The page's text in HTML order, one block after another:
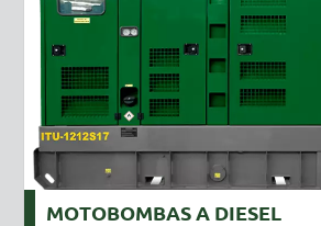
MOTOBOMBAS A DIESEL